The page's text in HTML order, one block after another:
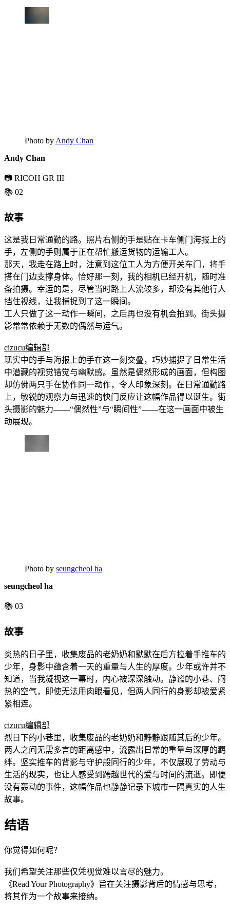
Photo by Andy Chan
Andy Chan
📷 RICOH GR III
📚 02
故事
这是我日常通勤的路。照片右侧的手是贴在卡车侧门海报上的
手，左侧的手则属于正在帮忙搬运货物的运输工人。
那天，我走在路上时，注意到这位工人为方便开关车门，将手
搭在门边支撑身体。恰好那一刻，我的相机已经开机，随时准
备拍摄。幸运的是，尽管当时路上人流较多，却没有其他行人
挡住视线，让我捕捉到了这一瞬间。
工人只做了这一动作一瞬间，之后再也没有机会拍到。街头摄
影常常依赖于无数的偶然与运气。
cizucu编辑部
现实中的手与海报上的手在这一刻交叠，巧妙捕捉了日常生活
中潜藏的视觉错觉与幽默感。虽然是偶然形成的画面，但构图
却仿佛两只手在协作同一动作，令人印象深刻。在日常通勤路
上，敏锐的观察力与迅速的快门反应让这幅作品得以诞生。街
头摄影的魅力——“偶然性”与“瞬间性”——在这一画面中被生
动展现。
Photo by seungcheol ha
seungcheol ha
📚 03
故事
炎热的日子里，收集废品的老奶奶和默默在后方拉着手推车的
少年，身影中蕴含着一天的重量与人生的厚度。少年或许并不
知道，当我凝视这一幕时，内心被深深触动。静谧的小巷、闷
热的空气，即使无法用肉眼看见，但两人同行的身影却被爱紧
紧相连。
cizucu编辑部
烈日下的小巷里，收集废品的老奶奶和静静跟随其后的少年。
两人之间无需多言的距离感中，流露出日常的重量与深厚的羁
绊。坚实推车的背影与守护般同行的少年，不仅展现了劳动与
生活的现实，也让人感受到跨越世代的爱与时间的流逝。即便
没有轰动的事件，这幅作品也静静记录下城市一隅真实的人生
故事。
结语
你觉得如何呢？
我们希望关注那些仅凭视觉难以言尽的魅力。
《Read Your Photography》旨在关注摄影背后的情感与思考，
将其作为一个故事来接纳。